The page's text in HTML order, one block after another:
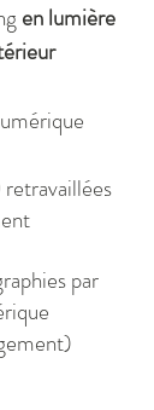
photoPas de Calais
en lumière
par